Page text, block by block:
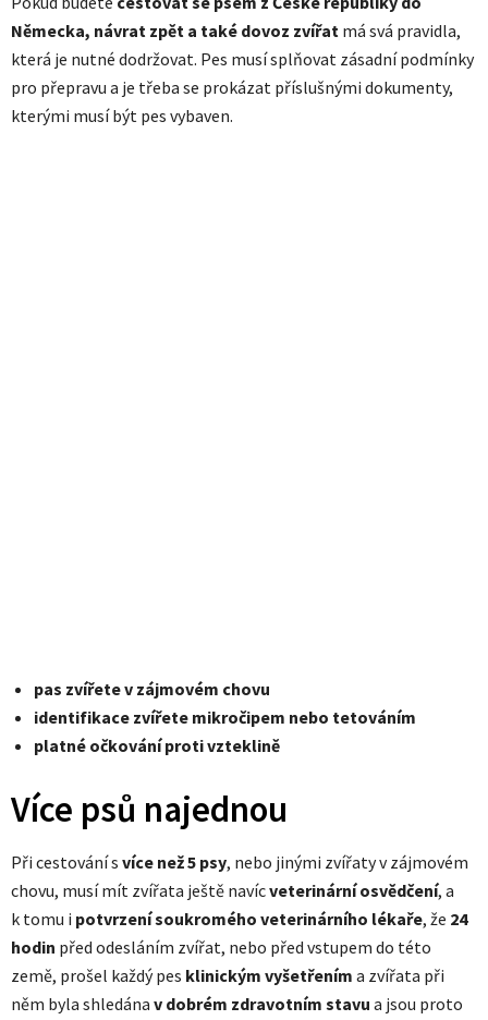
Německa, návrat zpět a také dovoz zvířat má svá pravidla,
která je nutné dodržovat. Pes musí splňovat zásadní podmínky
pro přepravu a je třeba se prokázat příslušnými dokumenty,
kterými musí být pes vybaven.
pas zvířete v zájmovém chovu
identifikace zvířete mikročipem nebo tetováním
platné očkování proti vzteklině
Více psů najednou
Při cestování s více než 5 psy, nebo jinými zvířaty v zájmovém
chovu, musí mít zvířata ještě navícveterinární osvědčení, a
k tomu i potvrzení soukromého veterinárního lékaře, že 24
hodin před odesláním zvířat, nebo před vstupem do této
země, prošel každý pes klinickým vyšetřením a zvířata při
něm byla shledána v dobrém zdravotním stavu a jsou proto